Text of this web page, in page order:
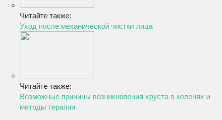
Читайте также:
Уход после механической чистки лица
Читайте также:
Возможные причины возникновения хруста в коленях и
методы терапии